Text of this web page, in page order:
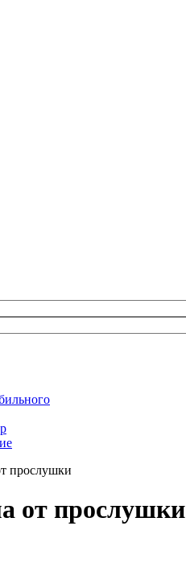
прослушки
от прослушки